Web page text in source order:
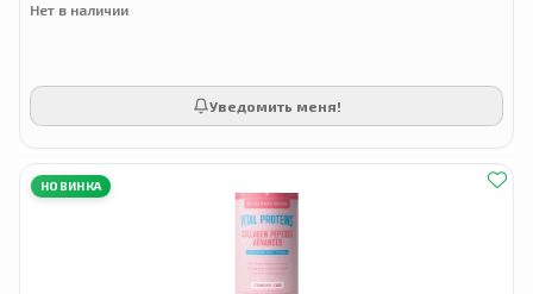
Нет в наличии
Уведомить меня!
НОВИНКА